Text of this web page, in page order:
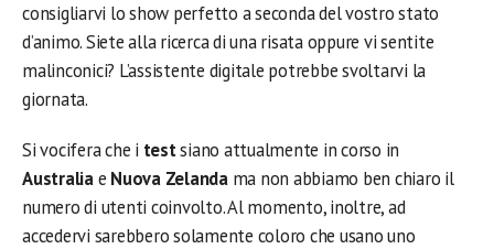
consigliarvi lo show perfetto a seconda del vostro stato
d’animo. Siete alla ricerca di una risata oppure vi sentite
malinconici? L’assistente digitale potrebbe svoltarvi la
giornata.
Si vocifera che i testsiano attualmente in corso in
Australiae Nuova Zelandama non abbiamo ben chiaro il
numero di utenti coinvolto. Al momento, inoltre, ad
accedervi sarebbero solamente coloro che usano uno